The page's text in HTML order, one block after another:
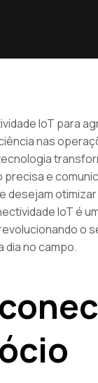
IoT para
nas
e
IoT é
o
no campo.